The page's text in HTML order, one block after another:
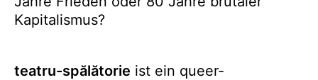
Kapitalismus?
teatru-spălătorie ist ein queer-